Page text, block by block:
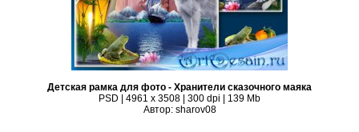
Детская рамка для фото - Хранители сказочного маяка
PSD | 4961 х 3508 | 300 dpi | 139 Mb
Автор: sharov08